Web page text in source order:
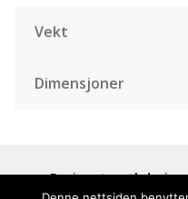
Vekt
Dimensjoner
Designet av